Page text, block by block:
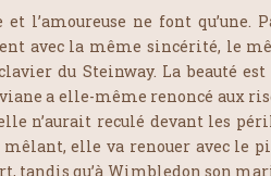
l’amoureuse ne font qu’une.
avec la même sincérité, le
du Steinway. La beauté
a elle-même renoncé aux
n’aurait reculé devant les
mêlant, elle va renouer avec le
tandis qu’à Wimbledon son